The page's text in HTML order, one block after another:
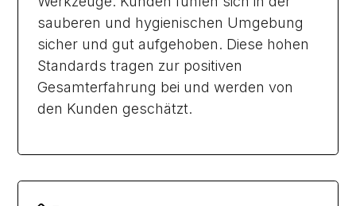
sauberen und hygienischen Umgebung
sicher und gut aufgehoben. Diese hohen
Standards tragen zur positiven
Gesamterfahrung bei und werden von
den Kunden geschätzt.